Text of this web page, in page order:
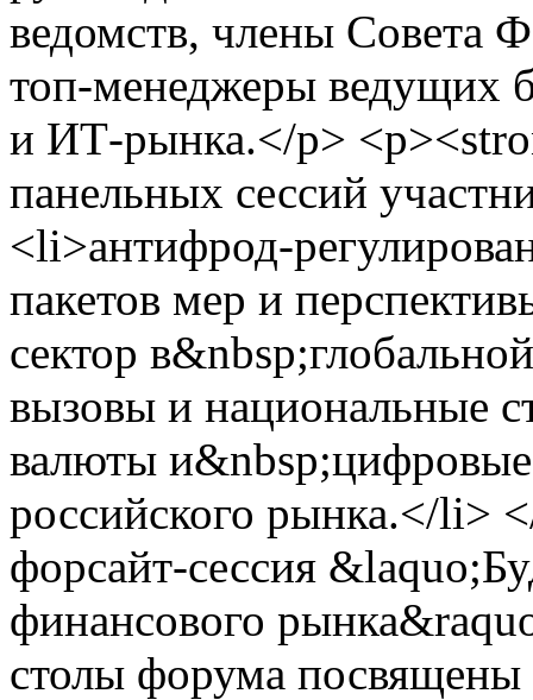
ведомств, члены Совета
топ-менеджеры ведущих
и ИТ-рынка.</p>
панельных сессий
<li>антифрод-
пакетов мер и
сектор
вызовы и национальные
валюты и&nbsp;цифровые
российского рынка.</li>
форсайт-сессия
финансового
столы форума